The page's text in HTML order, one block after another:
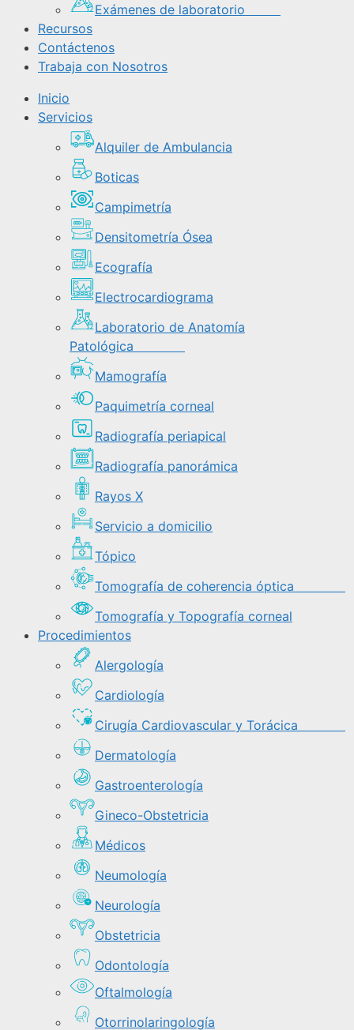
Exámenes de laboratorio
Recursos
Contáctenos
Trabaja con Nosotros
Inicio
Servicios
Alquiler de Ambulancia
Boticas
Campimetría
Densitometría Ósea
Ecografía
Electrocardiograma
Laboratorio de Anatomía
Patológica
Mamografía
Paquimetría corneal
Radiografía periapical
Radiografía panorámica
Rayos X
Servicio a domicilio
Tópico
Tomografía de coherencia óptica
Tomografía y Topografía corneal
Procedimientos
Alergología
Cardiología
Cirugía Cardiovascular y Torácica
Dermatología
Gastroenterología
Gineco-Obstetricia
Médicos
Neumología
Neurología
Obstetricia
Odontología
Oftalmología
Otorrinolaringología